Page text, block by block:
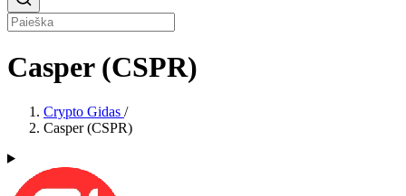
Casper (CSPR)
Crypto Gidas /
Casper (CSPR)